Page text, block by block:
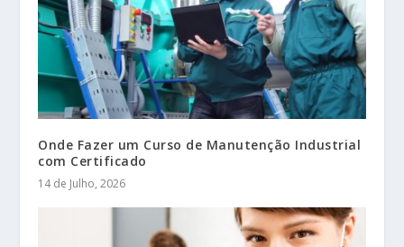
Onde Fazer um Curso de Manutenção Industrial
com Certificado
14 de Julho, 2026